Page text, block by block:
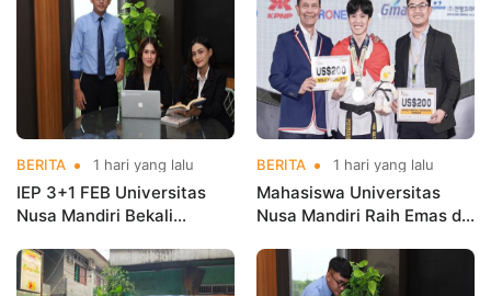
Taekwondo
BERITA 1 hari yang lalu
IEP 3+1 FEB Universitas
Nusa Mandiri Bekali
Kerja Sebelum Lulus
BERITA 1 hari yang lalu
Mahasiswa Universitas
Nusa Mandiri Raih Emas di
Indonesia Open
Championships 2026